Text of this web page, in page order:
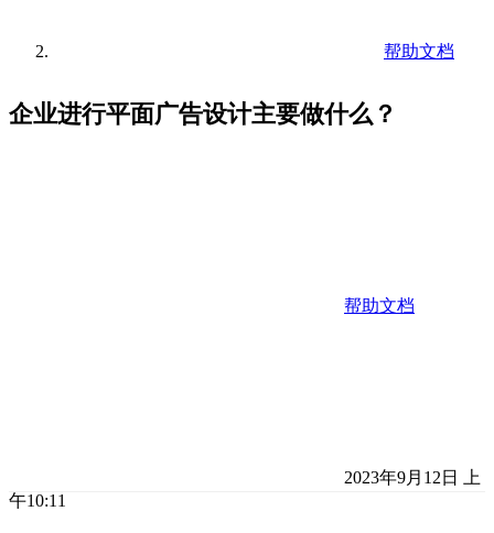
帮助文档
企业进行平面广告设计主要做什么？
帮助文档
2023年9月12日 上
午10:11